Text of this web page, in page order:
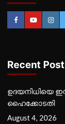
Recent
ഉദയനിധിയെ
ഹൈക്കോടതി
August 4, 2026